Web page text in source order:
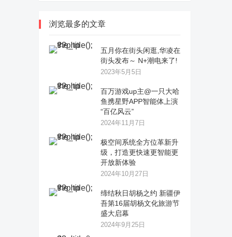
浏览最多的文章
五月你在街头闲逛,华凌在
街头发布～ N+潮电来了!
2023年5月5日
百万游戏up主@一只大哈
鱼携星野APP智能体上演
“百亿风云”
2024年11月7日
极空间系统全方位革新升
级，打造更快速更智能更
开放新体验
2024年10月27日
缔结秋日胡杨之约 新疆伊
吾第16届胡杨文化旅游节
盛大启幕
2024年9月25日